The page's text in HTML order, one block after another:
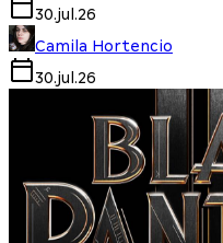
30.jul.26
Camila Hortencio
30.jul.26